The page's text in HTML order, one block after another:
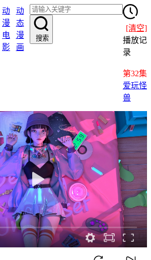
动
漫
电
影
动
态
漫
画
搜索
[清空]
播放记
录
第32集
爱玩怪
兽
产动漫 欧美动漫 动漫电影 动态漫画